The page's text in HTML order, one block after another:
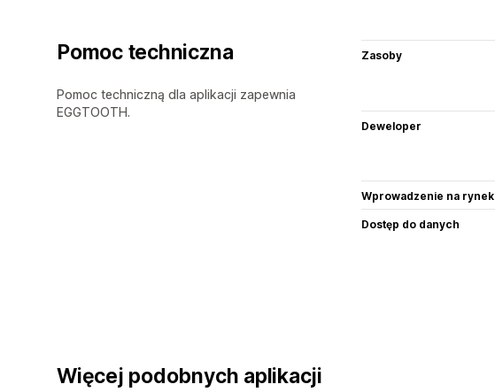
Pomoc techniczna
Pomoc techniczną dla aplikacji zapewnia
EGGTOOTH.
Zasoby
Deweloper
Wprowadzenie na rynek
Dostęp do danych
Więcej podobnych aplikacji